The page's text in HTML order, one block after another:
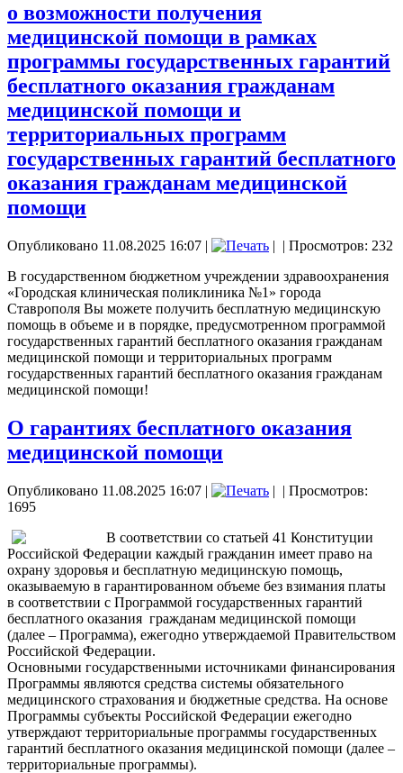
о возможности получения
медицинской помощи в рамках
программы государственных гарантий
бесплатного оказания гражданам
медицинской помощи и
территориальных программ
государственных гарантий бесплатного
оказания гражданам медицинской
помощи
Опубликовано 11.08.2025 16:07 | | | Просмотров: 232
В государственном бюджетном учреждении здравоохранения
«Городская клиническая поликлиника №1» города
Ставрополя Вы можете получить бесплатную медицинскую
помощь в объеме и в порядке, предусмотренном программой
государственных гарантий бесплатного оказания гражданам
медицинской помощи и территориальных программ
государственных гарантий бесплатного оказания гражданам
медицинской помощи!
О гарантиях бесплатного оказания
медицинской помощи
Опубликовано 11.08.2025 16:07 | | | Просмотров:
1695
В соответствии со статьей 41 Конституции
Российской Федерации каждый гражданин имеет право на
охрану здоровья и бесплатную медицинскую помощь,
оказываемую в гарантированном объеме без взимания платы
в соответствии с Программой государственных гарантий
бесплатного оказания гражданам медицинской помощи
(далее – Программа), ежегодно утверждаемой Правительством
Российской Федерации.
Основными государственными источниками финансирования
Программы являются средства системы обязательного
медицинского страхования и бюджетные средства. На основе
Программы субъекты Российской Федерации ежегодно
утверждают территориальные программы государственных
гарантий бесплатного оказания медицинской помощи (далее –
территориальные программы).